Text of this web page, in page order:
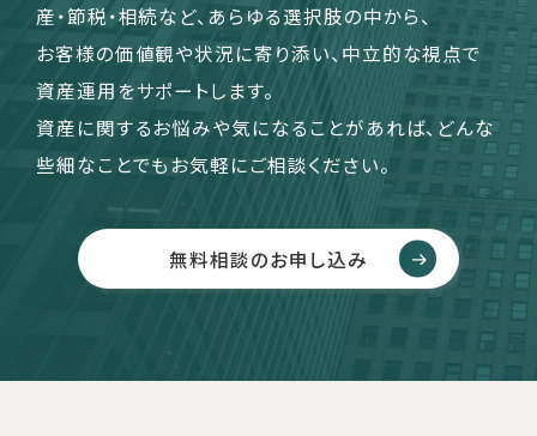
産・節税・相続など、あらゆる選択肢の中から、
お客様の価値観や状況に寄り添い、中立的な視点で
資産運用をサポートします。
資産に関するお悩みや気になることがあれば、どんな
些細なことでもお気軽にご相談ください。
無料相談のお申し込み